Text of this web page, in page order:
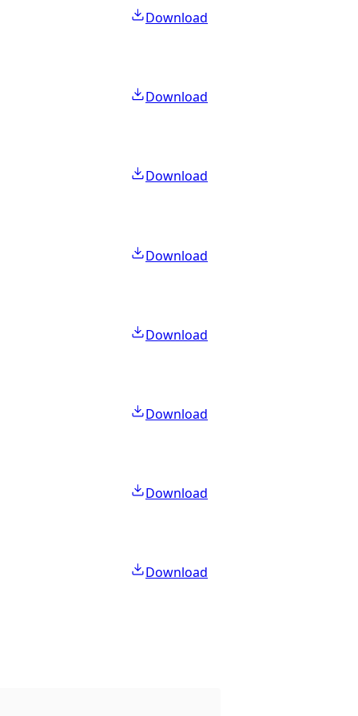
Download
Download
Download
Download
Download
Download
Download
Download